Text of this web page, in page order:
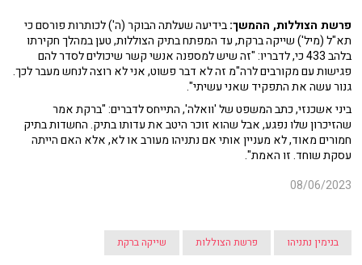
פרשת הצוללות, ההמשך:בידיעה שעלתה הבוקר (ה') לכותרות פורסם כי
תא"ל (מיל') שייקה ברקת, עד המפתח בתיק הצוללות, טען במהלך חקירתו
בלהב 433 כי, לדבריו: "זה שיש למספנה אנשי קשר שיכולים לסדר להם
פגישות עם מקורבים לרה"מ זה לא דבר פשוט, אני לא רוצה לנחש מעבר לכך.
גנור עשה את התפקיד שאני עשיתי".
ביני אשכנזי, כתב המשפט של 'וואלה', התייחס לדברים: "ברקת אמר
שהזיכרון שלו נפגע, אבל שהוא זוכר היטב את עדותו בתיק. החשדות בתיק
חמורים מאוד, לא מעניין אותי אם נתניהו מעורב או לא, אלא האם הייתה
עסקת שוחד. זו האמת".
08/06/2023
בנימין נתניהו פרשת הצוללות שייקה ברקת